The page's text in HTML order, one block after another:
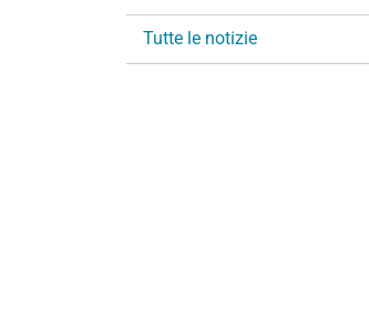
i
n
Tutte le notizie